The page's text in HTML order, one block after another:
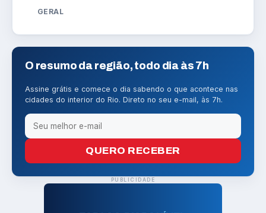
GERAL
O resumo da região, todo dia às 7h
Assine grátis e comece o dia sabendo o que acontece nas
cidades do interior do Rio. Direto no seu e-mail, às 7h.
QUERO RECEBER
PUBLICIDADE